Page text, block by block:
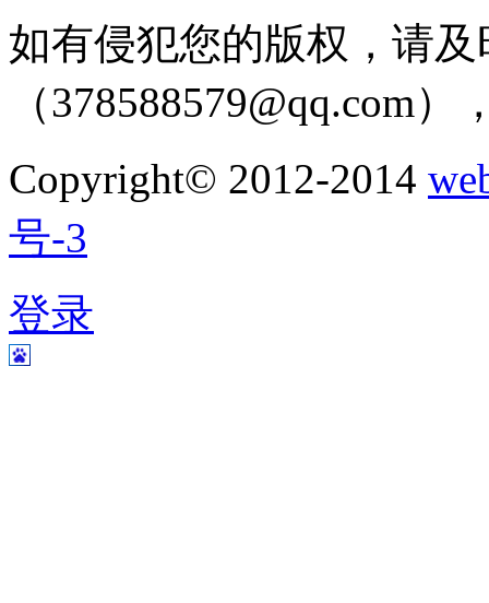
如有侵犯您的版权，请
（378588579@qq.com
Copyright© 2012-2014
号-3
登录